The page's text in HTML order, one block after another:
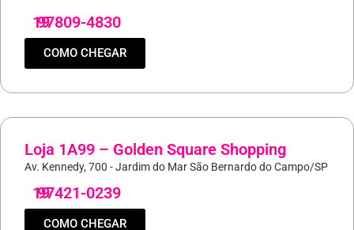
19
97809-4830
COMO CHEGAR
Loja 1A99 – Golden Square Shopping
Av. Kennedy, 700 - Jardim do Mar São Bernardo do Campo/SP
19
97421-0239
COMO CHEGAR